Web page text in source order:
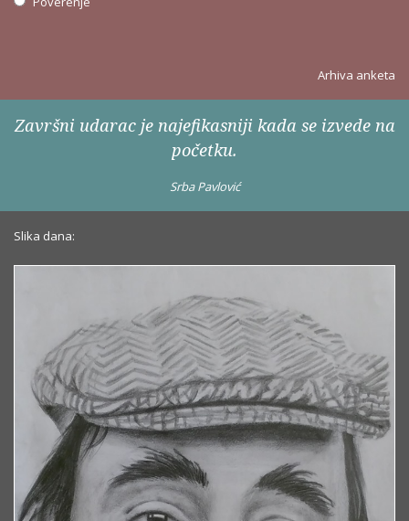
Arhiva anketa
Završni udarac je najefikasniji kada se izvede na
početku.
Srba Pavlović
Slika dana: